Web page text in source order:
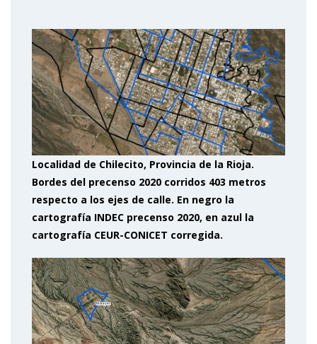
Localidad de Chilecito, Provincia de la Rioja.
Bordes del precenso 2020 corridos 403 metros
respecto a los ejes de calle. En negro la
cartografía INDEC precenso 2020, en azul la
cartografía CEUR-CONICET corregida.